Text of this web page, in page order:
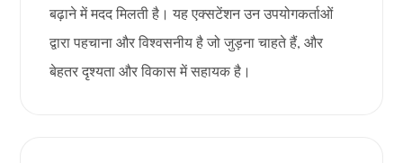
बढ़ाने में मदद मिलती है। यह एक्सटेंशन उन उपयोगकर्ताओं
द्वारा पहचाना और विश्वसनीय है जो जुड़ना चाहते हैं, और
बेहतर दृश्यता और विकास में सहायक है।